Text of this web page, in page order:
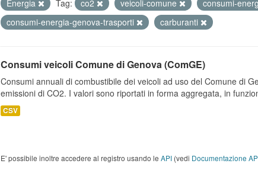
Energia
Tag: co2 veicoli-comune
consumi-
consumi-energia-genova-trasporti
carburanti
Consumi veicoli Comune di Genova (ComGE)
Consumi annuali di combustibile dei veicoli ad uso del Comune di
emissioni di CO2. I valori sono riportati in forma aggregata, in
CSV
E' possibile inoltre accedere al registro usando le API (vedi Documentazione